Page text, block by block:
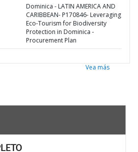
Dominica - LATIN AMERICA AND
CARIBBEAN- P170846- Leveraging
Eco-Tourism for Biodiversity
Protection in Dominica -
Procurement Plan
Vea más